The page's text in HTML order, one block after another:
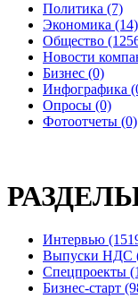
Политика (7)
Экономика (14)
Общество
Новости
Бизнес (0)
Инфографика
Опросы (0)
Фотоотчеты (0)
Интервью
Выпуски НДС
Спецпроекты
Бизнес-старт